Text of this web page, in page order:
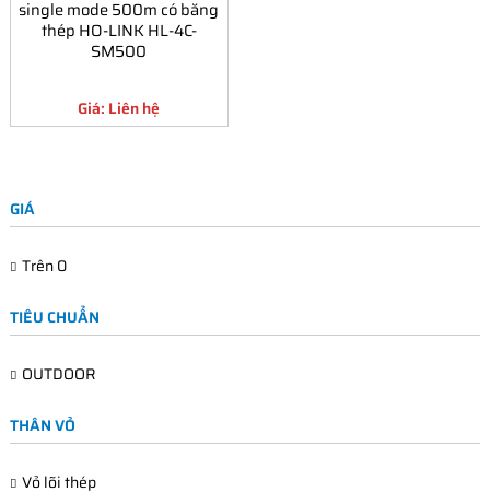
single mode 500m có băng
thép HO-LINK HL-4C-
SM500
Giá: Liên hệ
GIÁ
Trên0
TIÊU CHUẨN
OUTDOOR
THÂN VỎ
Vỏ lõi thép